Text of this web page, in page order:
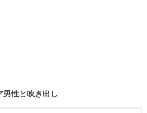
男性と吹き出し